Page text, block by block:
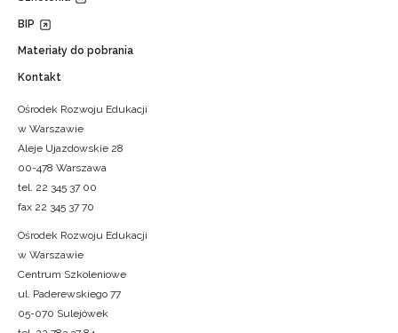
BIP
Materiały do pobrania
Kontakt
Ośrodek Rozwoju Edukacji
w Warszawie
Aleje Ujazdowskie 28
00-478 Warszawa
tel. 22 345 37 00
fax 22 345 37 70
Ośrodek Rozwoju Edukacji
w Warszawie
Centrum Szkoleniowe
ul. Paderewskiego 77
05-070 Sulejówek